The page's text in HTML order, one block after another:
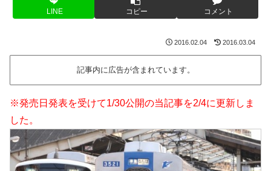
LINE コピー コメント
2016.02.04 2016.03.04
記事内に広告が含まれています。
※発売日発表を受けて1/30公開の当記事を2/4に更新しま
した。